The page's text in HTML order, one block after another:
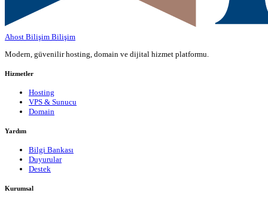
Ahost Bilişim Bilişim
Modern, güvenilir hosting, domain ve dijital hizmet platformu.
Hizmetler
Hosting
VPS & Sunucu
Domain
Yardım
Bilgi Bankası
Duyurular
Destek
Kurumsal